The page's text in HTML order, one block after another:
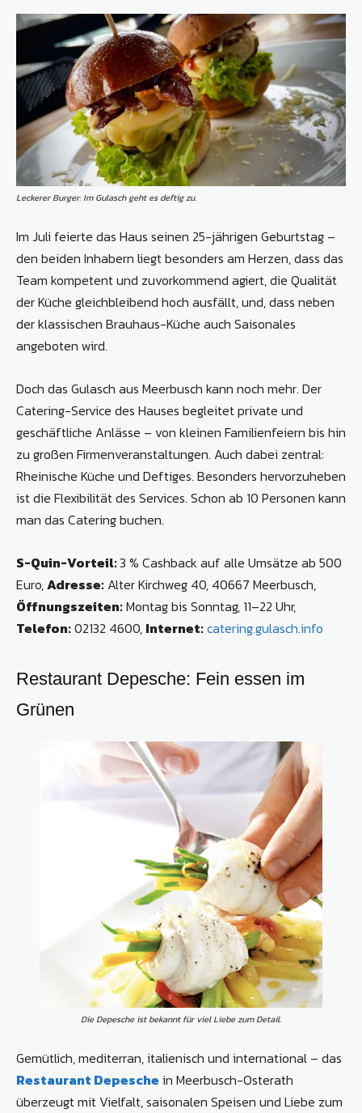
Leckerer Burger: Im Gulasch geht es deftig zu.
Im Juli feierte das Haus seinen 25-jährigen Geburtstag –
den beiden Inhabern liegt besonders am Herzen, dass das
Team kompetent und zuvorkommend agiert, die Qualität
der Küche gleichbleibend hoch ausfällt, und, dass neben
der klassischen Brauhaus-Küche auch Saisonales
angeboten wird.
Doch das Gulasch aus Meerbusch kann noch mehr. Der
Catering-Service des Hauses begleitet private und
geschäftliche Anlässe – von kleinen Familienfeiern bis hin
zu großen Firmenveranstaltungen. Auch dabei zentral:
Rheinische Küche und Deftiges. Besonders hervorzuheben
ist die Flexibilität des Services. Schon ab 10 Personen kann
man das Catering buchen.
S-Quin-Vorteil:3 % Cashback auf alle Umsätze ab 500
Euro,Adresse: Alter Kirchweg 40, 40667 Meerbusch,
Öffnungszeiten:Montag bis Sonntag, 11–22 Uhr,
Telefon:02132 4600, Internet:catering.gulasch.info
Restaurant Depesche: Fein essen im
Grünen
Die Depesche ist bekannt für viel Liebe zum Detail.
Gemütlich, mediterran, italienisch und international – das
Restaurant Depesche in Meerbusch-Osterath
überzeugt mit Vielfalt, saisonalen Speisen und Liebe zum